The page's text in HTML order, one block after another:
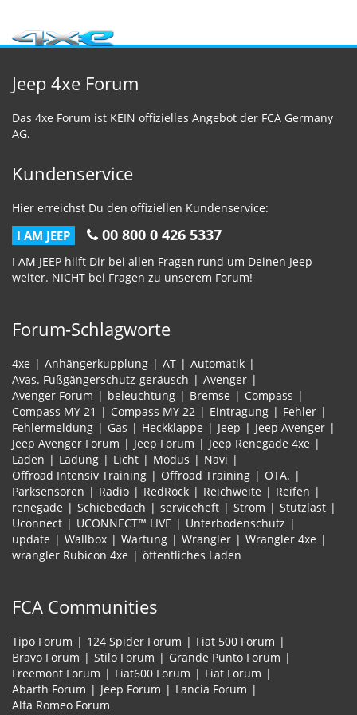
Jeep 4xe Forum
Das 4xe Forum ist KEIN offizielles Angebot der FCA Germany
AG.
Kundenservice
Hier erreichst Du den offiziellen Kundenservice:
I AM JEEP 00 800 0 426 5337
I AM JEEP hilft Dir bei allen Fragen rund um Deinen Jeep
weiter. NICHT bei Fragen zu unserem Forum!
Forum-Schlagworte
4xe Anhängerkupplung AT
Automatik
Avas. Fußgängerschutz-geräusch
Avenger
Avenger Forum
beleuchtung Bremse
Compass
Compass MY 21
Compass MY 22 Eintragung
Fehler
Fehlermeldung
Gas Heckklappe Jeep
Jeep Avenger
Jeep Avenger Forum
Jeep Forum
Jeep Renegade 4xe
Laden
Ladung Licht Modus
Navi
Offroad Intensiv Training
Offroad Training
OTA.
Parksensoren
Radio RedRock Reichweite
Reifen
renegade
Schiebedach serviceheft Strom
Stützlast
Uconnect
UCONNECT™ LIVE
Unterbodenschutz
update
Wallbox Wartung Wrangler
Wrangler 4xe
wrangler Rubicon 4xe
öffentliches Laden
FCA Communities
Tipo Forum 124 Spider Forum
Fiat 500 Forum
Bravo Forum
Stilo Forum
Grande Punto Forum
Freemont Forum
Fiat600 Forum
Fiat Forum
Abarth Forum
Jeep Forum
Lancia Forum
Alfa Romeo Forum